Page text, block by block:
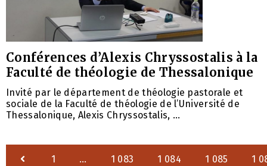
Conférences d’Alexis Chryssostalis à la
Faculté de théologie de Thessalonique
Invité par le département de théologie pastorale et
sociale de la Faculté de théologie de l’Université de
Thessalonique, Alexis Chryssostalis, ...
1 … 1 083 1 084 1 085 1